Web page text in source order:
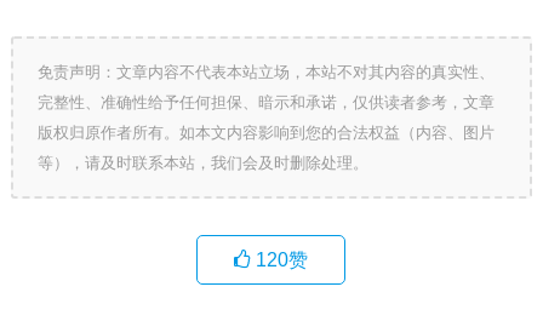
免责声明：文章内容不代表本站立场，本站不对其内容的真实性、
完整性、准确性给予任何担保、暗示和承诺，仅供读者参考，文章
版权归原作者所有。如本文内容影响到您的合法权益（内容、图片
等），请及时联系本站，我们会及时删除处理。
120赞